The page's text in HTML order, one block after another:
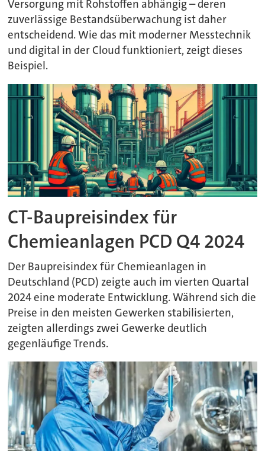
Versorgung mit Rohstoffen abhängig – deren
zuverlässige Bestandsüberwachung ist daher
entscheidend. Wie das mit moderner Messtechnik
und digital in der Cloud funktioniert, zeigt dieses
Beispiel.
CT-Baupreisindex für
Chemieanlagen PCD Q4 2024
Der Baupreisindex für Chemieanlagen in
Deutschland (PCD) zeigte auch im vierten Quartal
2024 eine moderate Entwicklung. Während sich die
Preise in den meisten Gewerken stabilisierten,
zeigten allerdings zwei Gewerke deutlich
gegenläufige Trends.